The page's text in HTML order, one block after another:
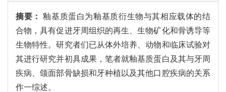
摘要：釉基质蛋白为釉基质衍生物与其相应载体的结
合物，具有促进牙周组织的再生、生物矿化和骨诱导等
生物特性。研究者们已从体外培养、动物和临床试验对
其进行研究并初具成果，笔者就釉基质蛋白及其与牙周
疾病、颌面部骨缺损和牙种植以及其他口腔疾病的关系
作一综述。